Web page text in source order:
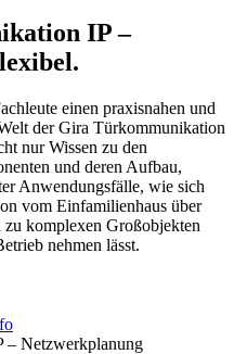
IP –
einen praxisnahen und
der Gira Türkommunikation
nur Wissen zu den
und deren Aufbau,
Anwendungsfälle, wie sich
vom Einfamilienhaus über
komplexen Großobjekten
nehmen lässt.